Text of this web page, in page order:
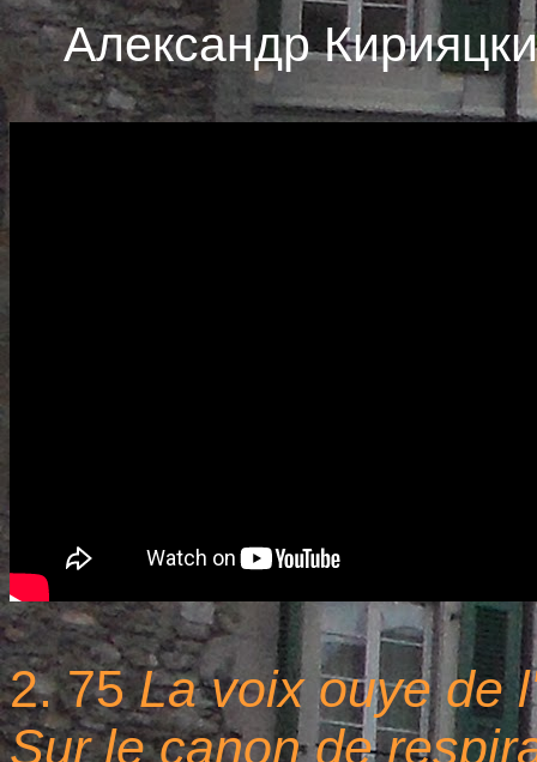
Александр
2. 75La voix ouye de
Sur le canon de